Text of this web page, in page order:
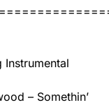
Instrumental
– Somethin’